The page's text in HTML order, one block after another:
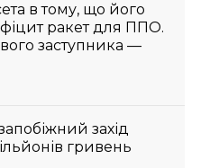
в тому, що його
ракет для ППО.
заступника —
захід
гривень